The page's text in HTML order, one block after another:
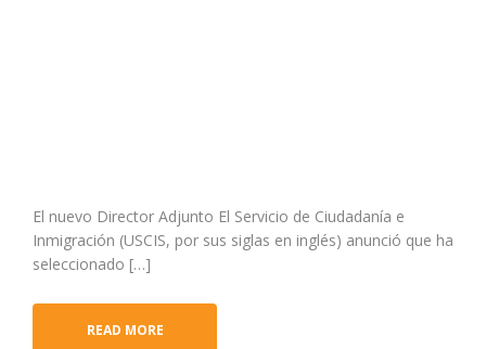
El nuevo Director Adjunto El Servicio de Ciudadanía e
Inmigración (USCIS, por sus siglas en inglés) anunció que ha
seleccionado […]
READ MORE